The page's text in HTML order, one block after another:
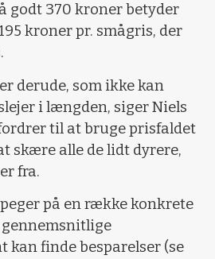
godt 370 kroner betyder
kroner pr. smågris, der
derude, som ikke kan
i længden, siger Niels
til at bruge prisfaldet
skære alle de lidt dyrere,
fra.
på en række konkrete
kan finde besparelser (se